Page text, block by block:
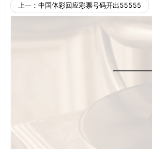
上一： 中国体彩回应彩票号码开出55555